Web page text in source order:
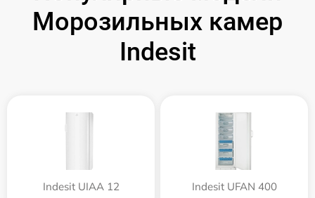
Морозильных камер
Indesit
Indesit UIAA 12 Indesit UFAN 400